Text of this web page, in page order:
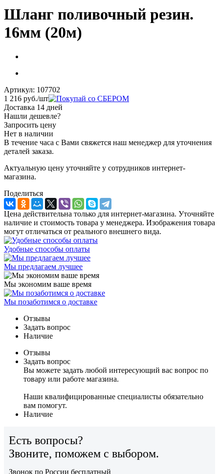
Шланг поливочный резин.
16мм (20м)
Артикул: 107702
1 216 руб./шт
Доставка 14 дней
Нашли дешевле?
Запросить цену
Нет в наличии
В течение часа с Вами свяжется наш менеджер для уточнения
деталей заказа.
Актуальную цену уточняйте у сотрудников интернет-
магазина.
Поделиться
Цена действительна только для интернет-магазина. Уточняйте
наличие и стоимость товара у менеджера. Изображения товара
могут отличаться от реального внешнего вида.
Удобные способы оплаты
Мы предлагаем лучшее
Мы экономим ваше время
Мы позаботимся о доставке
Отзывы
Задать вопрос
Наличие
Отзывы
Задать вопрос
Вы можете задать любой интересующий вас вопрос по
товару или работе магазина.
Наши квалифицированные специалисты обязательно
вам помогут.
Наличие
Есть вопросы?
Звоните, поможем с выбором.
Звонок по России бесплатный